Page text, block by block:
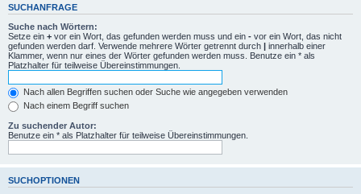
e
SUCHANFRAGE
Suche nach Wörtern:
Setze ein + vor ein Wort, das gefunden werden muss und ein - vor ein Wort, das nicht
gefunden werden darf. Verwende mehrere Wörter getrennt durch
innerhalb einer
Klammer, wenn nur eines der Wörter gefunden werden muss. Benutze ein * als
Platzhalter für teilweise Übereinstimmungen.
Nach allen Begriffen suchen oder Suche wie angegeben verwenden
Nach einem Begriff suchen
Zu suchender Autor:
Benutze ein * als Platzhalter für teilweise Übereinstimmungen.
SUCHOPTIONEN